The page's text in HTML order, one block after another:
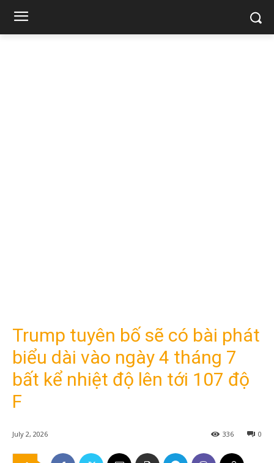
Trump tuyên bố sẽ có bài phát
biểu dài vào ngày 4 tháng 7
bất kể nhiệt độ lên tới 107 độ
F
July 2, 2026 0
336